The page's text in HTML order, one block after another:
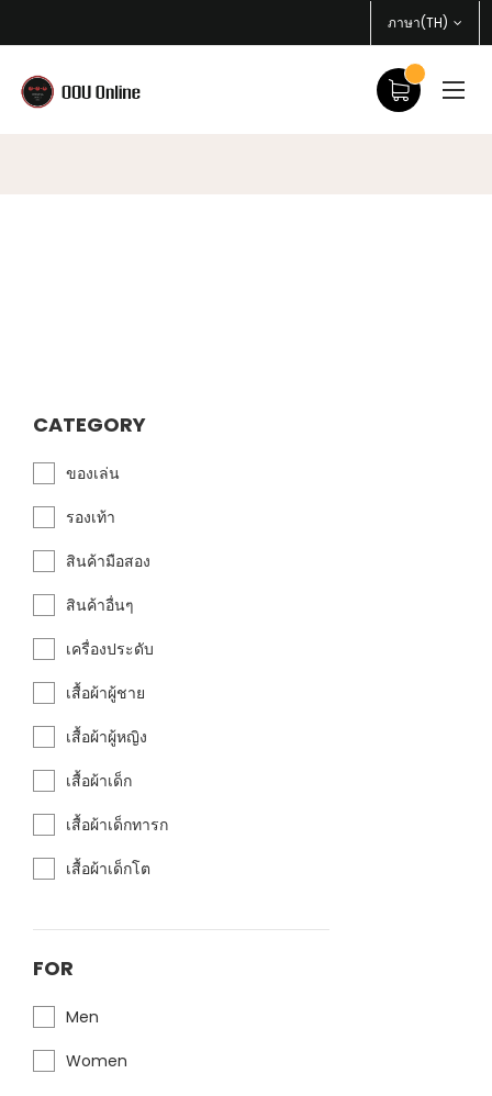
ภาษา(TH)
CATEGORY
ของเล่น
รองเท้า
สินค้ามือสอง
สินค้าอื่นๆ
เครื่องประดับ
เสื้อผ้าผู้ชาย
เสื้อผ้าผู้หญิง
เสื้อผ้าเด็ก
เสื้อผ้าเด็กทารก
เสื้อผ้าเด็กโต
FOR
Men
Women